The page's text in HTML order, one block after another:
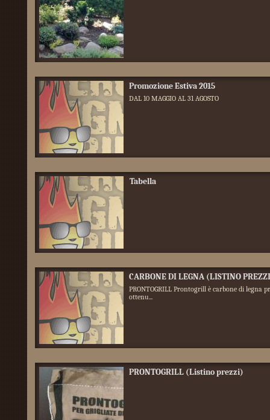
Promozione Estiva 2015
DAL 10 MAGGIO AL 31 AGOSTO
Tabella
CARBONE DI LEGNA (LISTINO
PRONTOGRILL Prontogrill è carbone di legna
ottenu...
PRONTOGRILL (Listino prezzi)